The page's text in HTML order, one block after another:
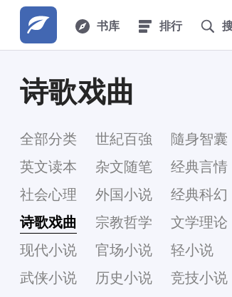
书库 排行
诗歌戏曲
全部分类 世紀百強 隨身智囊
英文读本
杂文随笔 经典言情
社会心理
外国小说 经典科幻
诗歌戏曲
宗教哲学 文学理论
现代小说
官场小说 轻小说
武侠小说
历史小说 竞技小说